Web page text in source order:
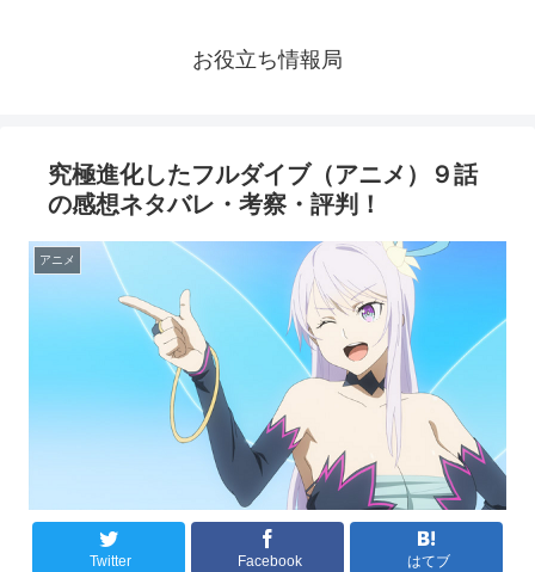
お役立ち情報局
究極進化したフルダイブ（アニメ）９話
の感想ネタバレ・考察・評判！
アニメ
Twitter Facebook はてブ